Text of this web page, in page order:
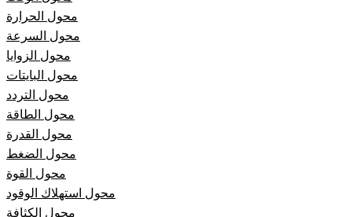
محول الحرارة
محول السرعة
محول الزوايا
محول البايتات
محول التردد
محول الطاقة
محول القدرة
محول الضغط
محول القوة
محول استهلاك الوقود
محول الكثافة